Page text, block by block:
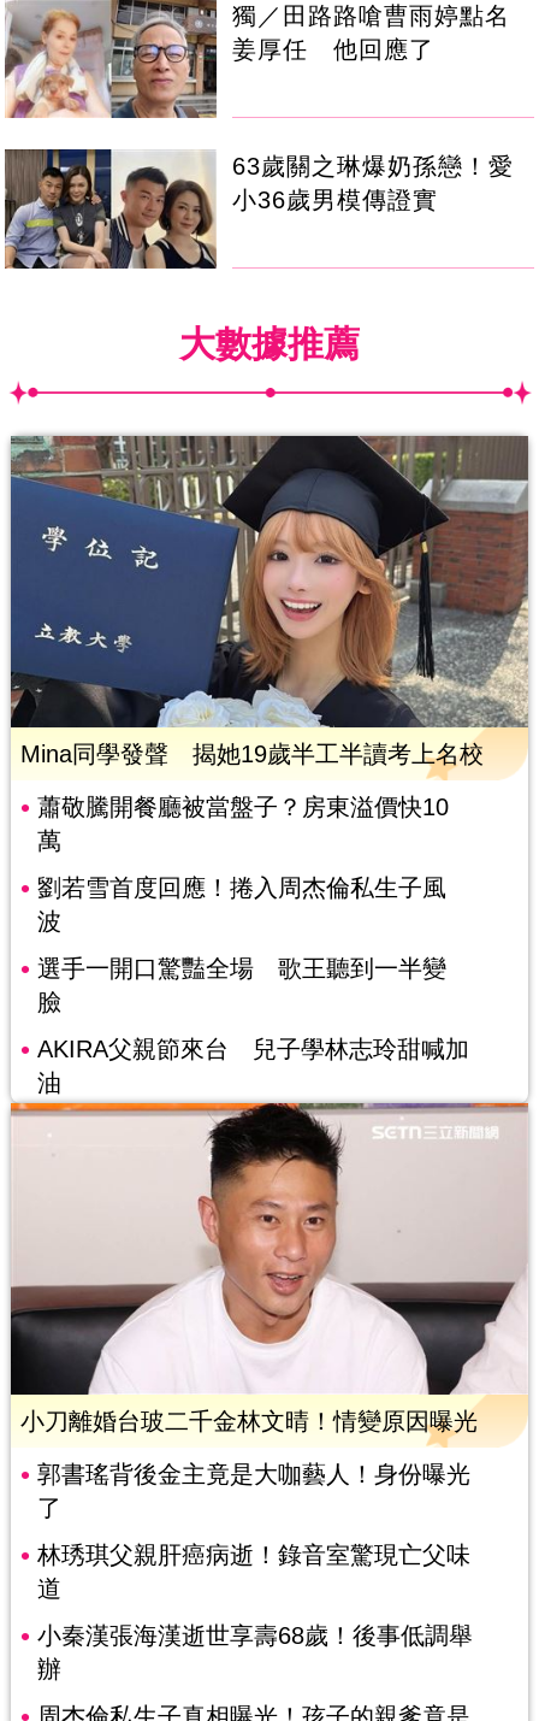
獨／田路路嗆曹雨婷點名
姜厚任 他回應了
63歲關之琳爆奶孫戀！愛
小36歲男模傳證實
大數據推薦
Mina同學發聲 揭她19歲半工半讀考上名校
蕭敬騰開餐廳被當盤子？房東溢價快10
萬
劉若雪首度回應！捲入周杰倫私生子風
波
選手一開口驚豔全場 歌王聽到一半變
臉
AKIRA父親節來台 兒子學林志玲甜喊加
油
小刀離婚台玻二千金林文晴！情變原因曝光
郭書瑤背後金主竟是大咖藝人！身份曝光
了
林琇琪父親肝癌病逝！錄音室驚現亡父味
道
小秦漢張海漢逝世享壽68歲！後事低調舉
辦